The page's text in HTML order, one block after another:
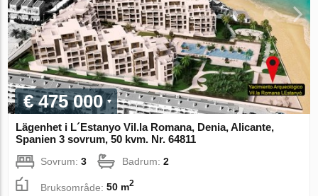
€ 475 000
Lägenhet i L´Estanyo Vil.la Romana, Denia, Alicante,
Spanien 3 sovrum, 50 kvm. Nr. 64811
Sovrum:3 Badrum:2
Bruksområde:50 m2